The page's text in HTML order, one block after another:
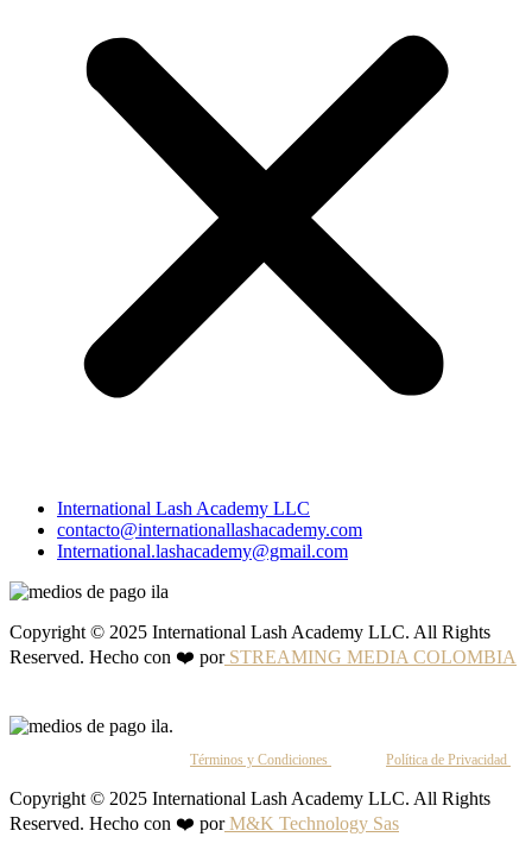
International Lash Academy LLC
contacto@internationallashacademy.com
International.lashacademy@gmail.com
Copyright © 2025 International Lash Academy LLC. All Rights
Reserved. Hecho con ❤️ porSTREAMING MEDIA COLOMBIA
Términos y Condiciones Política de Privacidad
Copyright © 2025 International Lash Academy LLC. All Rights
Reserved. Hecho con ❤️ porM&K Technology Sas